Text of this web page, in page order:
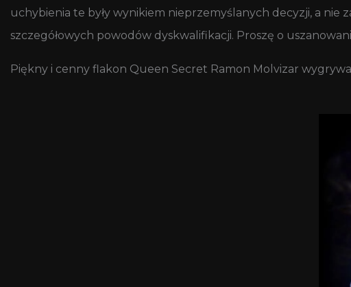
uchybienia te były wynikiem nieprzemyślanych decyzji, a
szczegółowych powodów dyskwalifikacji. Proszę o
Piękny i cenny flakon Queen Secret Ramon Molvizar wygrywa